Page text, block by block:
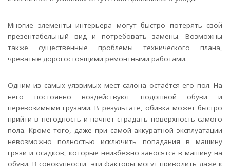
Многие элементы интерьера могут быстро потерять свой
презентабельный вид и потребовать замены. Возможны
также существенные проблемы технического плана,
чреватые дорогостоящими ремонтными работами.
Одним из самых уязвимых мест салона остаётся его пол. На
него постоянно воздействуют подошвой обуви и
перевозимыми грузами. В результате, обивка может быстро
прийти в негодность и начнёт страдать поверхность самого
пола. Кроме того, даже при самой аккуратной эксплуатации
невозможно полностью исключить попадания в машину
грязи и осадков, которые неизбежно заносятся в машину на
обуви. В совокупности, эти факторы могут приводить даже к